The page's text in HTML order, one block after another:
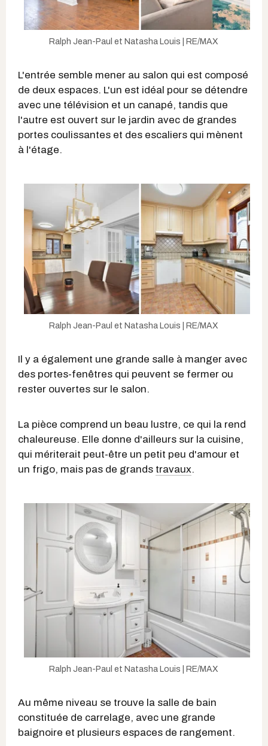
Ralph Jean-Paul et Natasha Louis | RE/MAX
L'entrée semble mener au salon qui est composé
de deux espaces. L'un est idéal pour se détendre
avec une télévision et un canapé, tandis que
l'autre est ouvert sur le jardin avec de grandes
portes coulissantes et des escaliers qui mènent
à l'étage.
Ralph Jean-Paul et Natasha Louis | RE/MAX
Il y a également une grande salle à manger avec
des portes-fenêtres qui peuvent se fermer ou
rester ouvertes sur le salon.
La pièce comprend un beau lustre, ce qui la rend
chaleureuse. Elle donne d'ailleurs sur la cuisine,
qui mériterait peut-être un petit peu d'amour et
un frigo, mais pas de grands travaux.
Ralph Jean-Paul et Natasha Louis | RE/MAX
Au même niveau se trouve la salle de bain
constituée de carrelage, avec une grande
baignoire et plusieurs espaces de rangement.